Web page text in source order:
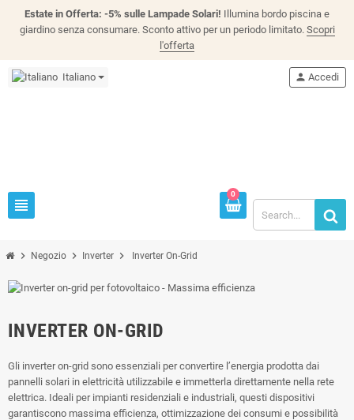
Estate in Offerta: -5% sulle Lampade Solari! Illumina bordo piscina e
giardino senza consumare. Sconto attivo per un periodo limitato. Scopri
l'offerta
Italiano
view_headline
person Accedi
0
chevron_right Negozio chevron_right Inverter chevron_right Inverter On-Grid
INVERTER ON-GRID
Gli inverter on-grid sono essenziali per convertire l’energia prodotta dai
pannelli solari in elettricità utilizzabile e immetterla direttamente nella rete
elettrica. Ideali per impianti residenziali e industriali, questi dispositivi
garantiscono massima efficienza, ottimizzazione dei consumi e possibilità